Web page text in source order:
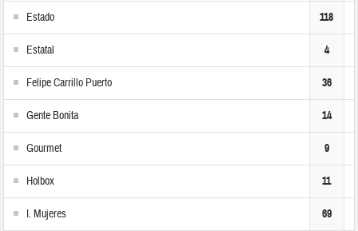
Estado 118
Estatal 4
Felipe Carrillo Puerto 36
Gente Bonita 14
Gourmet 9
Holbox 11
I. Mujeres 69